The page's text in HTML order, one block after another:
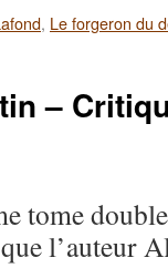
, Le forgeron du
–
tome
l’auteur